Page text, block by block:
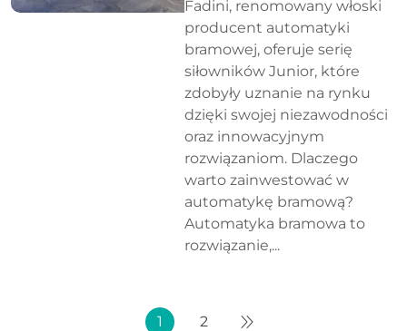
Fadini, renomowany włoski
producent automatyki
bramowej, oferuje serię
siłowników Junior, które
zdobyły uznanie na rynku
dzięki swojej niezawodności
oraz innowacyjnym
rozwiązaniom. Dlaczego
warto zainwestować w
automatykę bramową?
Automatyka bramowa to
rozwiązanie,...
1 2